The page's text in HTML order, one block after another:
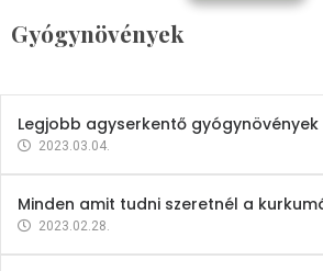
Gyógynövények
Mindent a petrezselyemről
2023.12.21.
Legjobb agyserkentő gyógynövények
2023.03.04.
Minden amit tudni szeretnél a
2023.02.28.